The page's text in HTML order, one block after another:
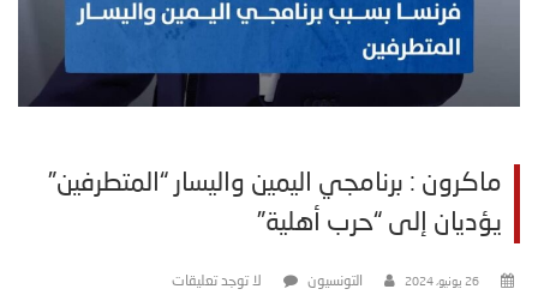
ماكرون : برنامجي اليمين واليسار “المتطرفين”
يؤديان إلى “حرب أهلية”
26 يونيو، 2024 التونسيون لا توجد تعليقات